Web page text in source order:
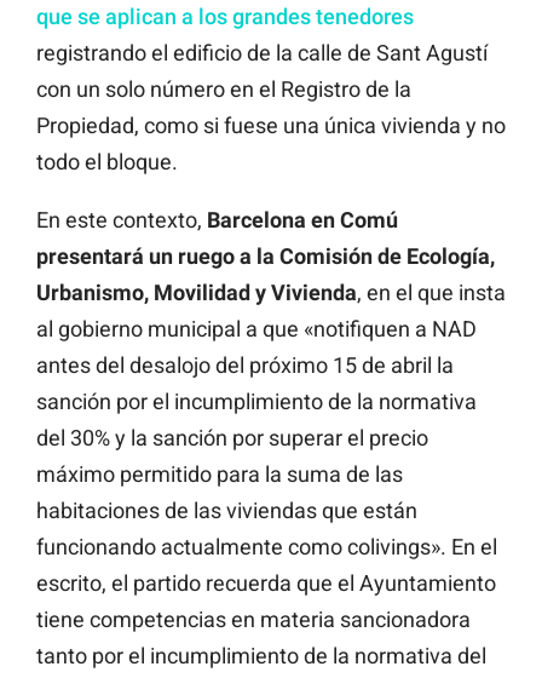
que se aplican a los grandes tenedores
registrando el edificio de la calle de Sant Agustí
con un solo número en el Registro de la
Propiedad, como si fuese una única vivienda y no
todo el bloque.
En este contexto, Barcelona en Comú
presentará un ruego a la Comisión de Ecología,
Urbanismo, Movilidad y Vivienda, en el que insta
al gobierno municipal a que «notifiquen a NAD
antes del desalojo del próximo 15 de abril la
sanción por el incumplimiento de la normativa
del 30% y la sanción por superar el precio
máximo permitido para la suma de las
habitaciones de las viviendas que están
funcionando actualmente como colivings». En el
escrito, el partido recuerda que el Ayuntamiento
tiene competencias en materia sancionadora
tanto por el incumplimiento de la normativa del